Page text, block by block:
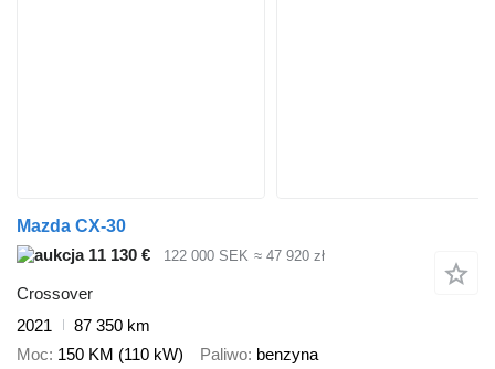
Mazda CX-30
11 130 €
122 000 SEK ≈ 47 920 zł
Crossover
2021
87 350 km
Moc 150 KM (110 kW) Paliwo benzyna